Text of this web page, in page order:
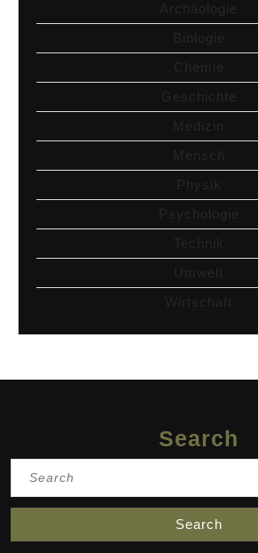
Archäologie
Biologie
Chemie
Geschichte
Medizin
Mensch
Physik
Psychologie
Technik
Umwelt
Wirtschaft
Search